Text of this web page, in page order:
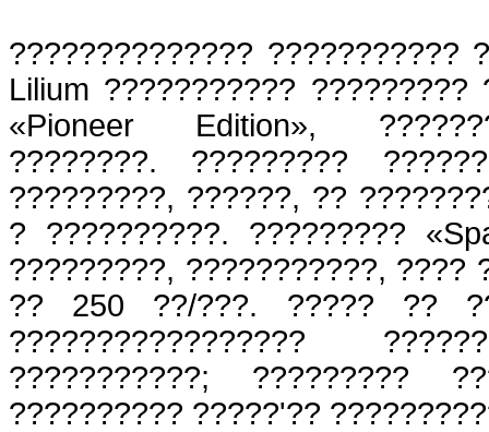
?????????????? ???????????
Lilium ???????????
«Pioneer Edition»,
????????. ?????????
?????????, ??????, ??
? ??????????. ?????????
?????????, ???????????, ????
?? 250 ??/???. ????? ??
?????????????????
???????????; ?????????
?????????? ?????'??